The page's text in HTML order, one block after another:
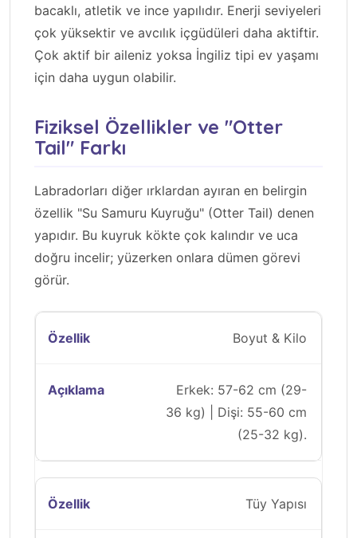
bacaklı, atletik ve ince yapılıdır. Enerji seviyeleri
çok yüksektir ve avcılık içgüdüleri daha aktiftir.
Çok aktif bir aileniz yoksa İngiliz tipi ev yaşamı
için daha uygun olabilir.
Fiziksel Özellikler ve "Otter
Tail" Farkı
Labradorları diğer ırklardan ayıran en belirgin
özellik "Su Samuru Kuyruğu" (Otter Tail) denen
yapıdır. Bu kuyruk kökte çok kalındır ve uca
doğru incelir; yüzerken onlara dümen görevi
görür.
Boyut & Kilo
Erkek: 57-62 cm (29-
36 kg) | Dişi: 55-60 cm
(25-32 kg).
Tüy Yapısı